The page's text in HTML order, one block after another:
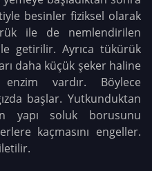
besinler fiziksel olarak
ile de nemlendirilen
getirilir. Ayrıca tükürük
daha küçük şeker haline
vardır. Böylece
başlar. Yutkunduktan
yapı soluk borusunu
kaçmasını engeller.